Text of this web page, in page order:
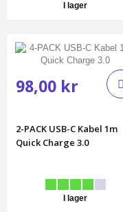
I lager
98,00 kr
2-PACK USB-C Kabel 1m
Quick Charge 3.0
I lager